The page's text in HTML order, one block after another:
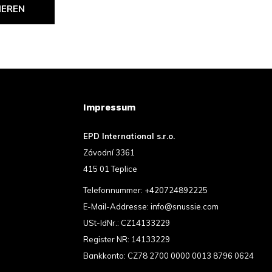
Impressum
EPD International s.r.o.
Závodní 3361
415 01 Teplice
Telefonnummer: +420724892225
E-Mail-Addresse: info@snussie.com
USt-IdNr.: CZ14133229
Register NR: 14133229
Bankkonto: CZ78 2700 0000 0013 8796 0624